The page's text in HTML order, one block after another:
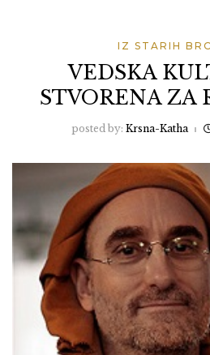
IZ STARIH
VEDSKA
STVORENA ZA
posted by: Krsna-Katha